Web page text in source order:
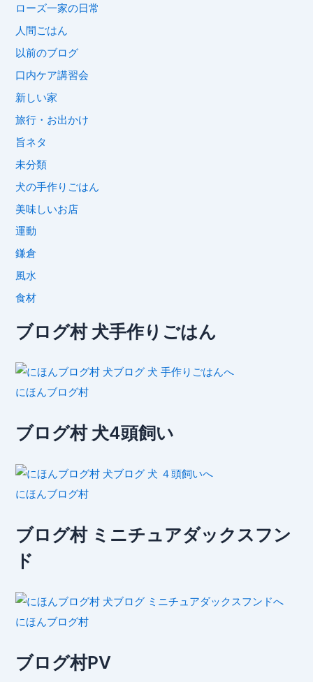
ローズ一家の日常
人間ごはん
以前のブログ
口内ケア講習会
新しい家
旅行・お出かけ
旨ネタ
未分類
犬の手作りごはん
美味しいお店
運動
鎌倉
風水
食材
ブログ村 犬手作りごはん
にほんブログ村
ブログ村 犬4頭飼い
にほんブログ村
ブログ村 ミニチュアダックスフン
ド
にほんブログ村
ブログ村PV